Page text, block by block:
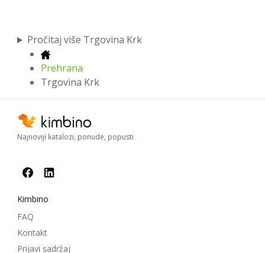
Pročitaj više Trgovina Krk
Prehrana
Trgovina Krk
Najnoviji katalozi, ponude, popusti
Kimbino
FAQ
Kontakt
Prijavi sadržaj